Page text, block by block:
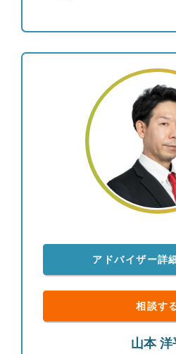
アドバイザー詳
相談す
山本 洋